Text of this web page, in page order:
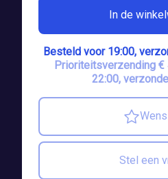
In de
Besteld voor 19:00,
Prioriteitsverzending €
22:00,
Stel een